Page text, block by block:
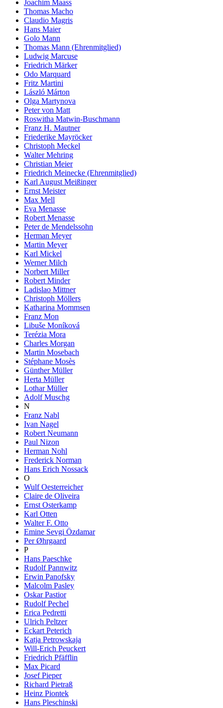
Joachim Maass
Thomas Macho
Claudio Magris
Hans Maier
Golo Mann
Thomas Mann (Ehrenmitglied)
Ludwig Marcuse
Friedrich Märker
Odo Marquard
Fritz Martini
László Márton
Olga Martynova
Peter von Matt
Roswitha Matwin-Buschmann
Franz H. Mautner
Friederike Mayröcker
Christoph Meckel
Walter Mehring
Christian Meier
Friedrich Meinecke (Ehrenmitglied)
Karl August Meißinger
Ernst Meister
Max Mell
Eva Menasse
Robert Menasse
Peter de Mendelssohn
Herman Meyer
Martin Meyer
Karl Mickel
Werner Milch
Norbert Miller
Robert Minder
Ladislao Mittner
Christoph Möllers
Katharina Mommsen
Franz Mon
Libuše Moníková
Terézia Mora
Charles Morgan
Martin Mosebach
Stéphane Mosès
Günther Müller
Herta Müller
Lothar Müller
Adolf Muschg
N
Franz Nabl
Ivan Nagel
Robert Neumann
Paul Nizon
Herman Nohl
Frederick Norman
Hans Erich Nossack
O
Wulf Oesterreicher
Claire de Oliveira
Ernst Osterkamp
Karl Otten
Walter F. Otto
Emine Sevgi Özdamar
Per Øhrgaard
P
Hans Paeschke
Rudolf Pannwitz
Erwin Panofsky
Malcolm Pasley
Oskar Pastior
Rudolf Pechel
Erica Pedretti
Ulrich Peltzer
Eckart Peterich
Katja Petrowskaja
Will-Erich Peuckert
Friedrich Pfäfflin
Max Picard
Josef Pieper
Richard Pietraß
Heinz Piontek
Hans Pleschinski